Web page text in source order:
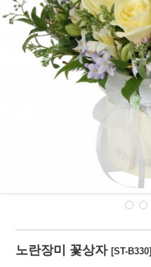
노란장미 꽃상자[ST-B330]